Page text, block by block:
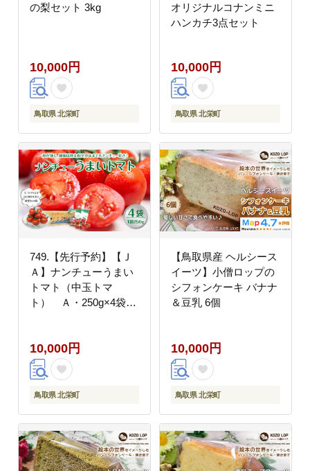
の梨セット 3kg
10,000円
鳥取県 北栄町
オリジナルコナンミニ
ハンカチ3点セット
10,000円
鳥取県 北栄町
749.【先行予約】【Ｊ
Ａ】ナンチューうまい
トマト（中玉トマ
ト） Ａ・250g×4袋
※2026年９月上旬頃～
10月末頃に順次発送予
定
10,000円
鳥取県 北栄町
【鳥取県産 ヘルシース
イーツ】小僧ロップの
シフォンケーキ バナナ
＆豆乳 6個
10,000円
鳥取県 北栄町